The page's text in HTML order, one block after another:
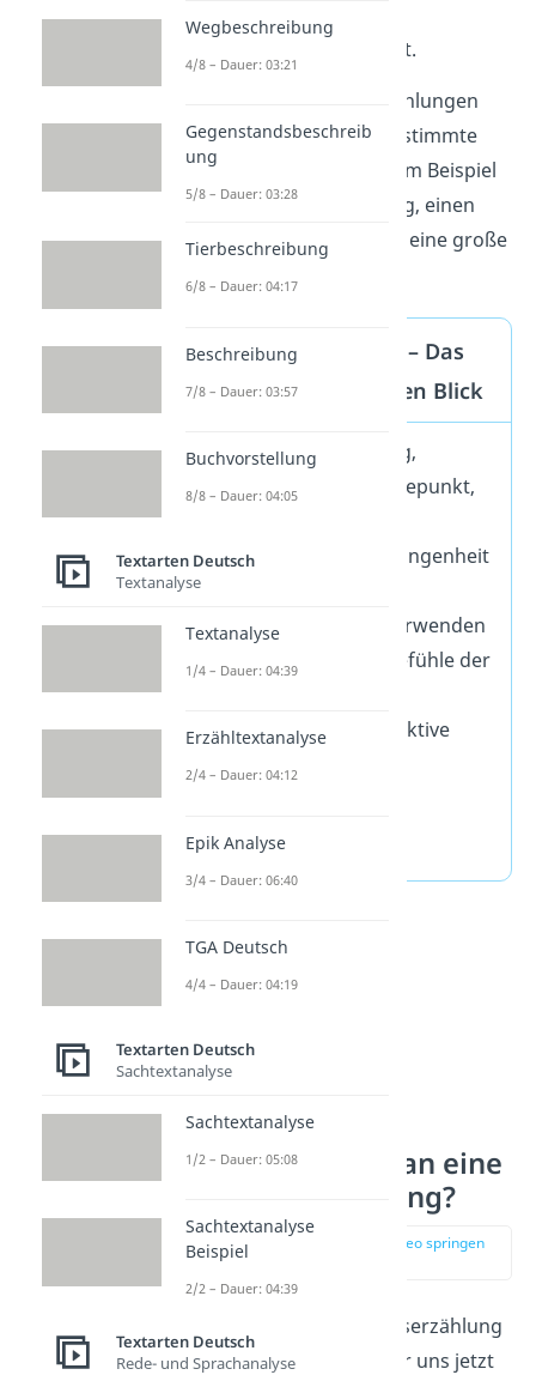
mit Tieren oder
auf der Klassenfahrt.
Du kannst Erlebniserzählungen
aber auch über eine bestimmte
Situation
schreiben, zum Beispiel
über eine Überraschung, einen
falschen Verdacht oder eine große
Erleichterung.
Erlebniserzählung – Das
Wichtigste auf einen Blick
Aufbau: Einleitung,
Hauptteil mit Höhepunkt,
Zeitform: 1. Vergangenheit
wörtliche Rede verwenden
Gedanken und Gefühle der
anschauliche Adjektive
benutzen
beschreiben
Wie schreibt man eine
Erlebniserzählung?
zur Stelle im Video springen
Damit dir deine Erlebniserzählung
gut gelingt, schauen wir uns jetzt
Wegbeschreibung
4/8 – Dauer: 03:21
Gegenstandsbeschreib
ung
5/8 – Dauer: 03:28
Tierbeschreibung
6/8 – Dauer: 04:17
Beschreibung
7/8 – Dauer: 03:57
Buchvorstellung
8/8 – Dauer: 04:05
Textarten Deutsch
Textanalyse
Textanalyse
1/4 – Dauer: 04:39
Erzähltextanalyse
2/4 – Dauer: 04:12
Epik Analyse
3/4 – Dauer: 06:40
TGA Deutsch
4/4 – Dauer: 04:19
Textarten Deutsch
Sachtextanalyse
Sachtextanalyse
1/2 – Dauer: 05:08
Sachtextanalyse
Beispiel
2/2 – Dauer: 04:39
Textarten Deutsch
Rede- und Sprachanalyse